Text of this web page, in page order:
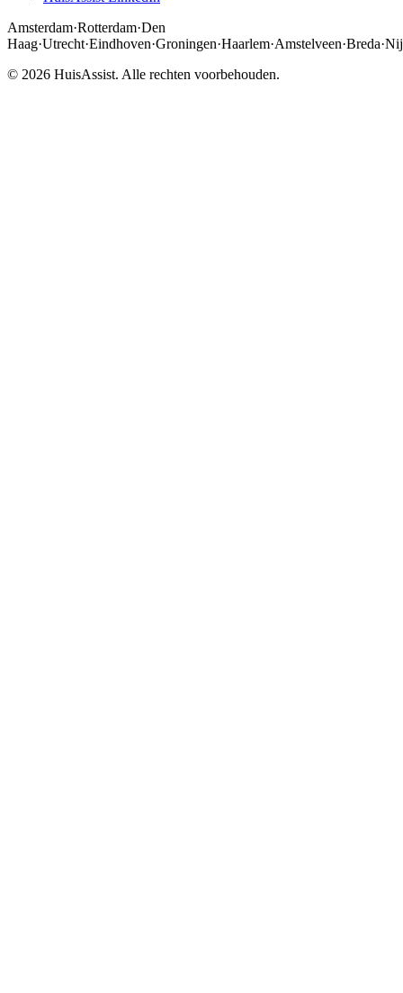
Amsterdam·Rotterdam·Den
Haag·Utrecht·Eindhoven·Groningen·Haarlem·Amstelveen·Breda·
© 2026 HuisAssist. Alle rechten voorbehouden.